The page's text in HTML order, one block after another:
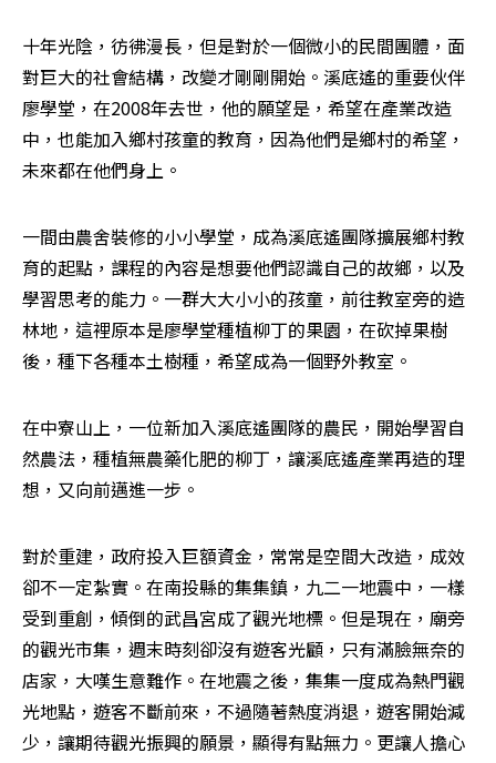
十年光陰，彷彿漫長，但是對於一個微小的民間團體，面
對巨大的社會結構，改變才剛剛開始。溪底遙的重要伙伴
廖學堂，在2008年去世，他的願望是，希望在產業改造
中，也能加入鄉村孩童的教育，因為他們是鄉村的希望，
未來都在他們身上。
一間由農舍裝修的小小學堂，成為溪底遙團隊擴展鄉村教
育的起點，課程的內容是想要他們認識自己的故鄉，以及
學習思考的能力。一群大大小小的孩童，前往教室旁的造
林地，這裡原本是廖學堂種植柳丁的果園，在砍掉果樹
後，種下各種本土樹種，希望成為一個野外教室。
在中寮山上，一位新加入溪底遙團隊的農民，開始學習自
然農法，種植無農藥化肥的柳丁，讓溪底遙產業再造的理
想，又向前邁進一步。
對於重建，政府投入巨額資金，常常是空間大改造，成效
卻不一定紮實。在南投縣的集集鎮，九二一地震中，一樣
受到重創，傾倒的武昌宮成了觀光地標。但是現在，廟旁
的觀光市集，週末時刻卻沒有遊客光顧，只有滿臉無奈的
店家，大嘆生意難作。在地震之後，集集一度成為熱門觀
光地點，遊客不斷前來，不過隨著熱度消退，遊客開始減
少，讓期待觀光振興的願景，顯得有點無力。更讓人擔心